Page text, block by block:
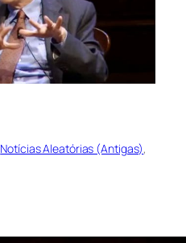
Notícias Aleatórias (Antigas)